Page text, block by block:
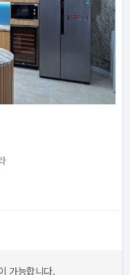
가능합니다.